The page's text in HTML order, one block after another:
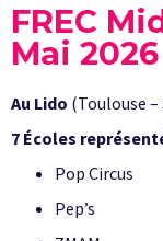
FREC
Mai 2026
Au Lido (Toulouse –
7 Écoles
Pop Circus
Pep’s